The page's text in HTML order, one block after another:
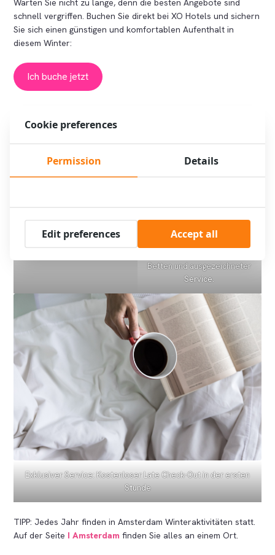
Warten Sie nicht zu lange, denn die besten Angebote sind
schnell vergriffen. Buchen Sie direkt bei XO Hotels und sichern
Sie sich einen günstigen und komfortablen Aufenthalt in
diesem Winter:
Ich buche jetzt
buchen:
Wählen Sie aus 10 Hotels in
ganz Amsterdam.
Komfort und Bequemlichkeit
Betten und ausgezeichneter
Service.
Exklusiver Service: Kostenloser Late Check-Out in der ersten
Stunde
TIPP: Jedes Jahr finden in Amsterdam Winteraktivitäten statt.
Auf der Seite I Amsterdam finden Sie alles an einem Ort.
Cookie preferences
Permission Details
Edit preferences Accept all